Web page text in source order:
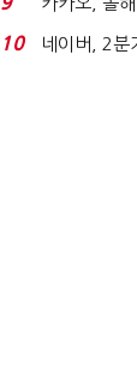
6.3% 인상·
10
네이버, 2